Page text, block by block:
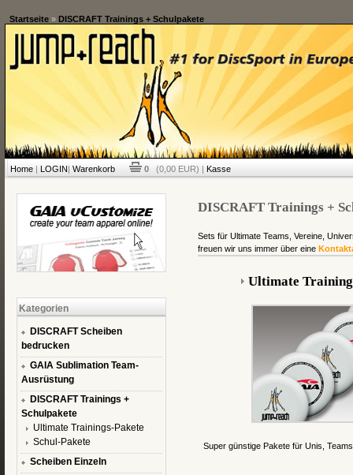
Startseite» DISCRAFT Trainings + Schulpakete
Home| LOGIN| Warenkorb 0 (0,00 EUR) | Kasse
Kategorien
DISCRAFT Scheiben
bedrucken
GAIA Sublimation Team-
Ausrüstung
DISCRAFT Trainings +
Schulpakete
Ultimate Trainings-Pakete
Schul-Pakete
Scheiben Einzeln
DISCRAFT Trainings +
Sets für Ultimate Teams, Vereine,
freuen wir uns immer über eine
Ultimate
Super günstige Pakete für Unis,